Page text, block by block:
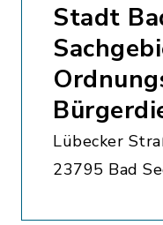
Stadt
Lübecker
23795 Bad